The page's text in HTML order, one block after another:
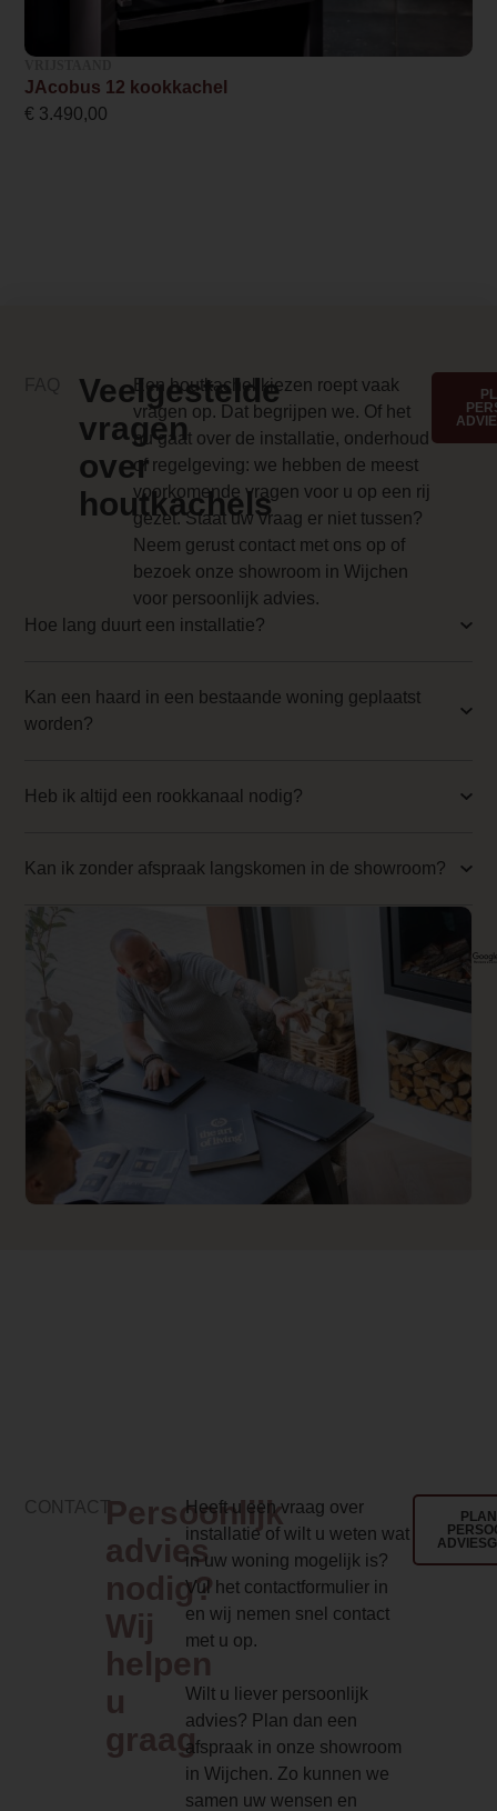
A
0.000000
Backwall_ 3 Price
0.000000
Implementation 3 Price
0.000000
Branderbed 4 Price
0.000000
0.000000
0.000000
0.000000
Implementation 1 Price
Branderbed 2 Price
Backwall_ 2 Price
href=" https://
target="_blank"
model dat goed tot zijn recht komt in
strakke lijnen, geavanceerde
efficiëntie, zal deze haard uw
sfeer in huis overtreffen.</p>
Element Builder for Description
— Please Select —
Ruimteventilator
JAcobus 12 kookkachel
€ 3.490,00
Veelgestelde
vragen
over
houtkachels
Een houtkachel kiezen roept vaak
vragen op. Dat begrijpen we. Of het
nu gaat over de installatie, onderhoud
of regelgeving: we hebben de meest
voorkomende vragen voor u op een rij
gezet. Staat uw vraag er niet tussen?
Neem gerust contact met ons op of
bezoek onze showroom in Wijchen
voor persoonlijk advies.
Hoe lang duurt een installatie?
Kan een haard in een bestaande woning geplaatst
worden?
Heb ik altijd een rookkanaal nodig?
Kan ik zonder afspraak langskomen in de showroom?
CONTACTPersoonlijk
advies
nodig?
Wij
helpen
u
graag
Heeft u een vraag over
installatie of wilt u weten wat
in uw woning mogelijk is?
Vul het contactformulier in
en wij nemen snel contact
met u op.
Wilt u liever persoonlijk
advies? Plan dan een
afspraak in onze showroom
in Wijchen. Zo kunnen we
samen uw wensen en